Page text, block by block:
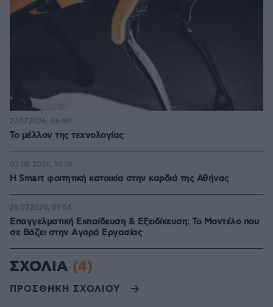
Το μέλλον της τεχνολογίας
27.07.2026, 06:00
Η Smart φοιτητική κατοικία στην καρδιά της Αθήνας
03.08.2026, 10:56
Επαγγελματική Εκπαίδευση & Εξειδίκευση: Το Mοντέλο που
σε Bάζει στην Aγορά Eργασίας
26.07.2026, 09:54
ΣΧΟΛΙΑ (4)
ΠΡΟΣΘΗΚΗ ΣΧΟΛΙΟΥ